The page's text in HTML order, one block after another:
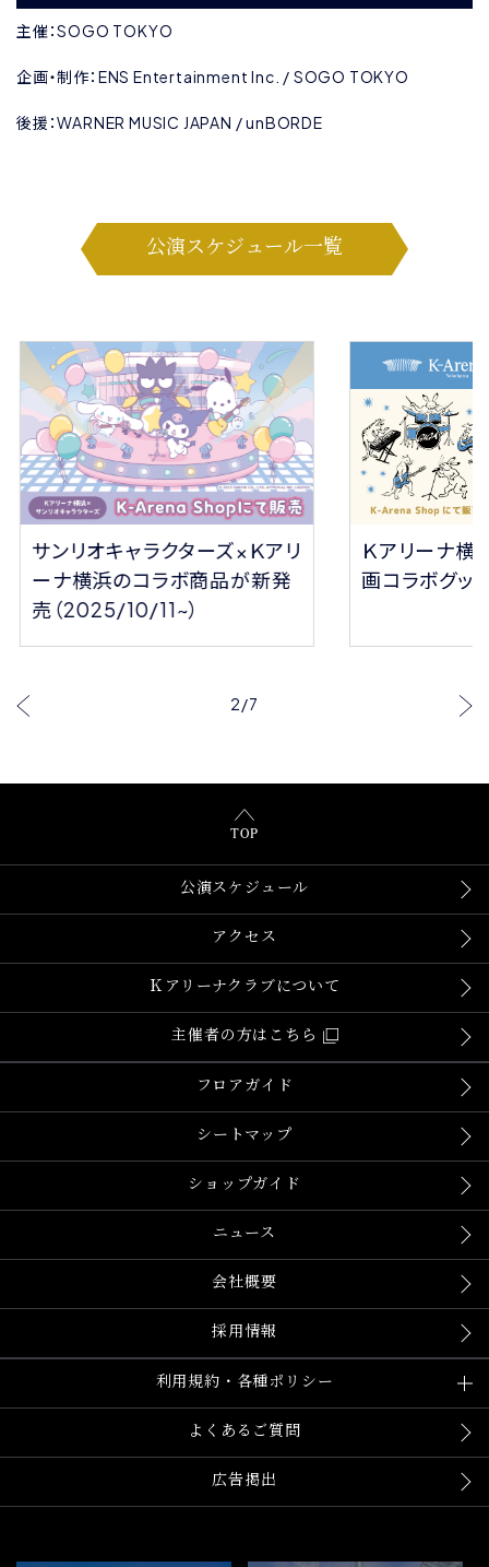
主催：SOGO TOKYO
企画・制作：ENS Entertainment Inc. / SOGO TOKYO
後援：WARNER MUSIC JAPAN / unBORDE
公演スケジュール一覧
サンリオキャラクターズ×Ｋアリ
ーナ横浜のコラボ商品が新発
売（2025/10/11~）
Ｋアリーナ横
画コラボグッ
2/7
TOP
公演スケジュール
アクセス
Ｋアリーナクラブについて
主催者の方はこちら
フロアガイド
シートマップ
ショップガイド
ニュース
会社概要
採用情報
利用規約・各種ポリシー
よくあるご質問
広告掲出